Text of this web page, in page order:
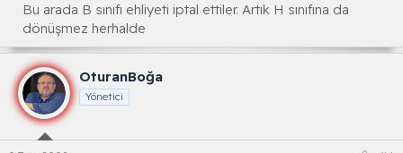
Bu arada B sınıfı ehliyeti iptal ettiler. Artık H sınıfına da
dönüşmez herhalde
OturanBoğa
Yönetici